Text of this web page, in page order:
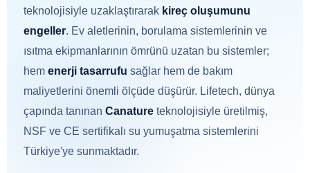
teknolojisiyle uzaklaştırarak kireç oluşumunu
engeller. Ev aletlerinin, borulama sistemlerinin ve
ısıtma ekipmanlarının ömrünü uzatan bu sistemler;
hem enerji tasarrufu sağlar hem de bakım
maliyetlerini önemli ölçüde düşürür. Lifetech, dünya
çapında tanınan Canature teknolojisiyle üretilmiş,
NSF ve CE sertifikalı su yumuşatma sistemlerini
Türkiye'ye sunmaktadır.